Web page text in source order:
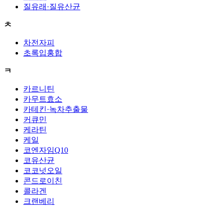
질유래·질유산균
ㅊ
차전자피
초록입홍합
ㅋ
카르니틴
카무트효소
카테킨·녹차추출물
커큐민
케라틴
케일
코엔자임Q10
코유산균
코코넛오일
콘드로이친
콜라겐
크랜베리